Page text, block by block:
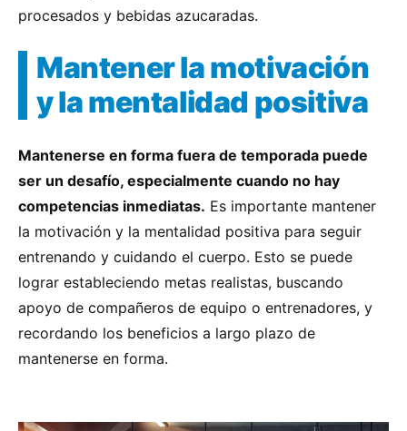
procesados y bebidas azucaradas.
Mantener la motivación
y la mentalidad positiva
Mantenerse en forma fuera de temporada puede
ser un desafío, especialmente cuando no hay
competencias inmediatas. Es importante mantener
la motivación y la mentalidad positiva para seguir
entrenando y cuidando el cuerpo. Esto se puede
lograr estableciendo metas realistas, buscando
apoyo de compañeros de equipo o entrenadores, y
recordando los beneficios a largo plazo de
mantenerse en forma.